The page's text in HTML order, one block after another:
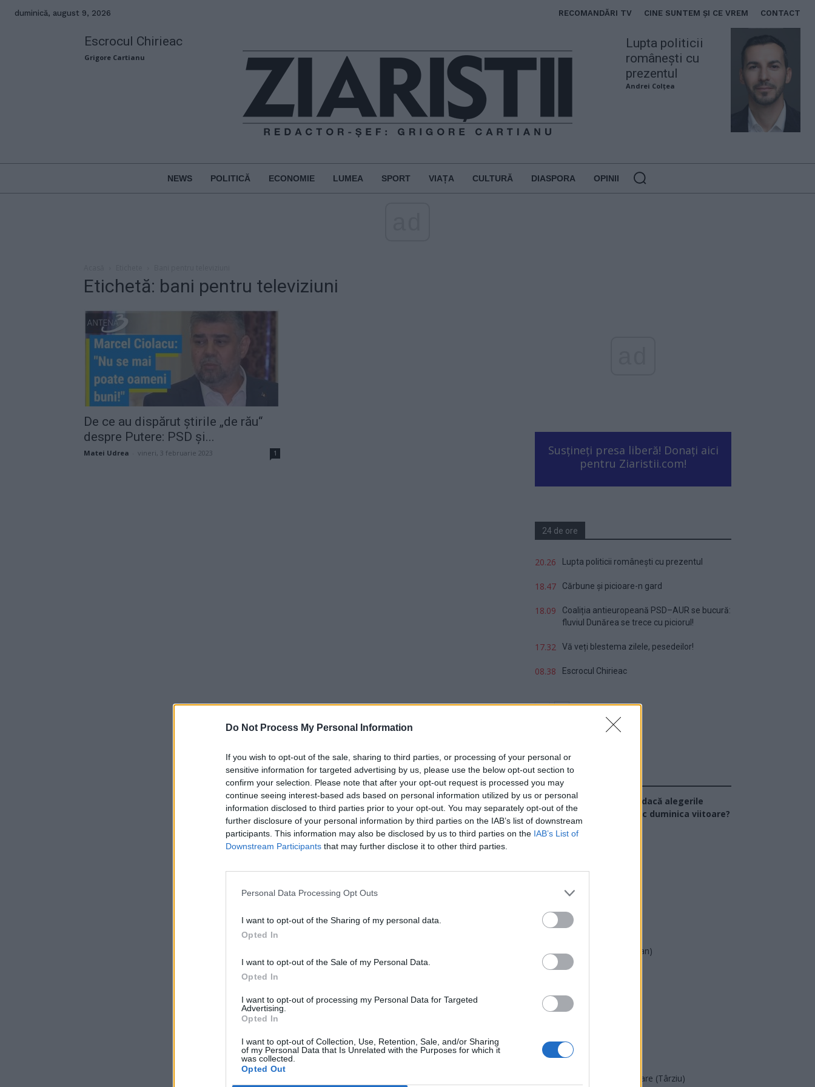
Do Not Process My Personal Information
If you wish to opt-out of the sale, sharing to third parties, or processing of your personal or
sensitive information for targeted advertising by us, please use the below opt-out section to
confirm your selection. Please note that after your opt-out request is processed you may
continue seeing interest-based ads based on personal information utilized by us or personal
information disclosed to third parties prior to your opt-out. You may separately opt-out of the
further disclosure of your personal information by third parties on the IAB’s list of downstream
participants. This information may also be disclosed by us to third parties on the IAB’s List of
Downstream Participants that may further disclose it to other third parties.
Personal Data Processing Opt Outs
I want to opt-out of the Sharing of my personal data.
Opted In
I want to opt-out of the Sale of my Personal Data.
Opted In
I want to opt-out of processing my Personal Data for Targeted
Advertising.
Opted In
I want to opt-out of Collection, Use, Retention, Sale, and/or Sharing
of my Personal Data that Is Unrelated with the Purposes for which it
was collected.
Opted Out
duminică, august 9, 2026 RECOMANDĂRI TV CINE SUNTEM ȘI CE VREM CONTACT
Escrocul Chirieac
Grigore Cartianu
Lupta politicii
românești cu
prezentul
Andrei Colțea
NEWS POLITICĂ ECONOMIE LUMEA SPORT VIAȚA CULTURĂ DIASPORA OPINII
Etichetă: bani pentru televiziuni
De ce au dispărut știrile „de rău“
despre Putere: PSD și...
Matei Udrea vineri, 3 februarie 2023 1
Susțineți presa liberă! Donați aici
pentru Ziaristii.com!
24 de ore
20.26 Lupta politicii românești cu prezentul
18.47 Cărbune și picioare-n gard
18.09
Coaliția antieuropeană PSD–AUR se bucură:
fluviul Dunărea se trece cu piciorul!
17.32 Vă veți blestema zilele, pesedeilor!
08.38 Escrocul Chirieac
Ce partid ați vota dacă alegerile
parlamentare ar avea loc duminica viitoare?
AUR
UDMR
Forța Dreptei (L. Orban)
PNȚMM
SENS
POT (Gavrilă)
PACE (Peia)
Acțiunea Conservatoare (Târziu)